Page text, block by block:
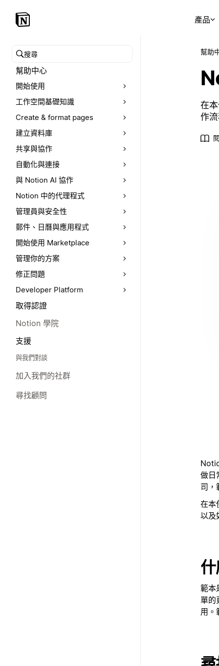
產品
搜尋幫助中心
幫助中心
開始使用
工作空間基礎知識
Create & format pages
建立資料庫
共享與協作
自動化與連接
與 Notion AI 協作
Notion 中的代理程式
管理員與安全性
郵件、日曆與應用程式
開始使用 Marketplace
管理你的方案
修正問題
Developer Platform
取得認證
Notion 學院
支援
與我們對談
加入我們的社群
尋找顧問
幫助
在
作
做日
司，
在本
以及
範本
單的
用。